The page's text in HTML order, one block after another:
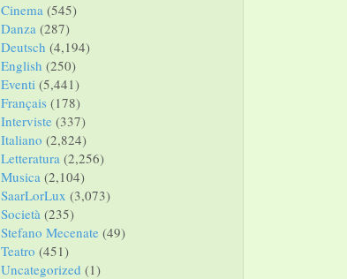
Cinema (545)
Danza (287)
Deutsch (4,194)
English (250)
Eventi (5,441)
Français (178)
Interviste (337)
Italiano (2,824)
Letteratura (2,256)
Musica (2,104)
SaarLorLux (3,073)
Società (235)
Stefano Mecenate (49)
Teatro (451)
Uncategorized (1)